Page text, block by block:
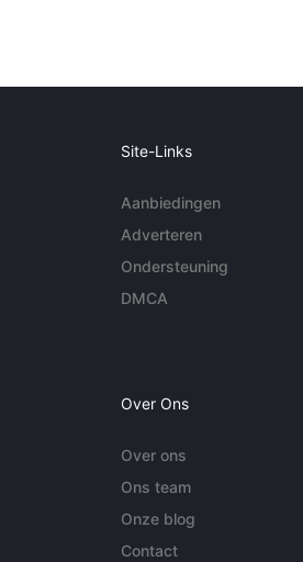
Site-Links
Aanbiedingen
Adverteren
Ondersteuning
DMCA
Over Ons
Over ons
Ons team
Onze blog
Contact